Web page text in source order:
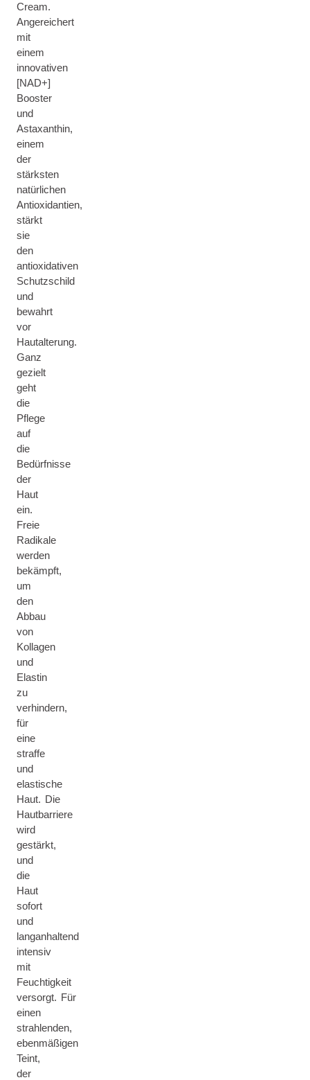
Cream.
Angereichert
mit
einem
innovativen
[NAD+]
Booster
und
Astaxanthin,
einem
der
stärksten
natürlichen
Antioxidantien,
stärkt
sie
den
antioxidativen
Schutzschild
und
bewahrt
vor
Hautalterung.
Ganz
gezielt
geht
die
Pflege
auf
die
Bedürfnisse
der
Haut
ein.
Freie
Radikale
werden
bekämpft,
um
den
Abbau
von
Kollagen
und
Elastin
zu
verhindern,
für
eine
straffe
und
elastische
Haut. Die
Hautbarriere
wird
gestärkt,
und
die
Haut
sofort
und
langanhaltend
intensiv
mit
Feuchtigkeit
versorgt. Für
einen
strahlenden,
ebenmäßigen
Teint,
der